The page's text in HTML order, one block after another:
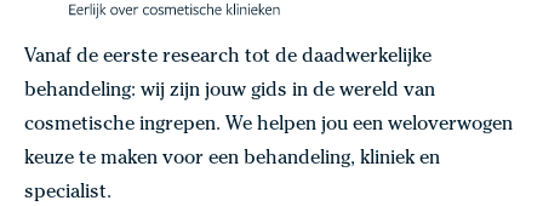
Vanaf de eerste research tot de daadwerkelijke
behandeling: wij zijn jouw gids in de wereld van
cosmetische ingrepen. We helpen jou een weloverwogen
keuze te maken voor een behandeling, kliniek en
specialist.